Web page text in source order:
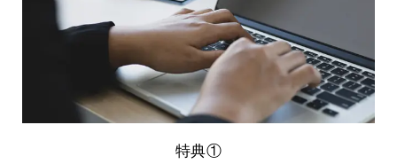
特典①